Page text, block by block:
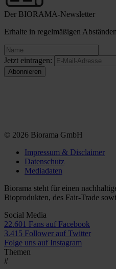
Der BIORAMA-Newsletter
Erhalte in regelmäßigen
Jetzt eintragen:
© 2026 Biorama GmbH
Impressum & Disclaimer
Datenschutz
Mediadaten
Biorama steht für einen
Bioprodukten, des Fair-Trade
Social Media
22.601 Fans auf Facebook
3.415 Follower auf Twitter
Folge uns auf Instagram
Themen
#